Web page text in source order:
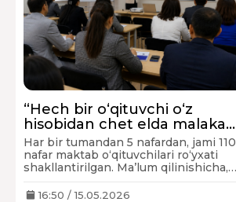
“Hech bir o‘qituvchi o‘z
hisobidan chet elda malaka
oshirishga majbur qilinmadi"
— rasmiy izoh berildi
Har bir tumandan 5 nafardan, jami 110
nafar maktab o‘qituvchilari ro‘yxati
shakllantirilgan. Ma’lum qilinishicha,
pedagoglar Turkiya davlatida o‘z
16:50 / 15.05.2026